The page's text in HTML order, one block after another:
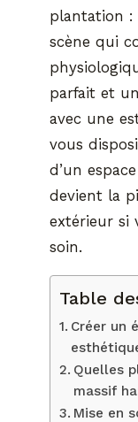
plantation :
scène qui
parfait et
avec une
vous
d’un
devient la
extérieur si
soin.
Table
Créer un
Quelles
massif
Mise en